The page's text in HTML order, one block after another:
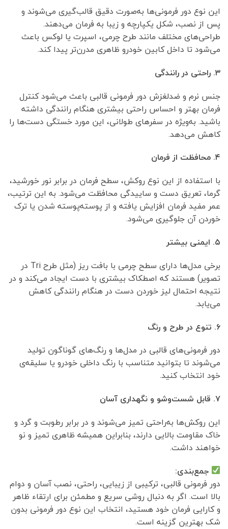
این نوع دور فرمونی‌ها به‌صورت دقیق قالب‌گیری می‌شوند و
پس از نصب، شکل یکپارچه و زیبا به فرمان می‌دهند.
طراحی‌های مختلف مانند طرح چرمی، اسپرت یا لوکس باعث
می‌شود تا داخل کابین خودرو ظاهری مدرن‌تر پیدا کند.
۳. راحتی در رانندگی
جنس نرم و ضدلغزش دور فرمونی قالبی باعث می‌شود کنترل
فرمان بهتر و احساس راحتی بیشتری هنگام رانندگی داشته
باشید. به‌ویژه در سفرهای طولانی، این مورد خستگی دست‌ها را
کاهش می‌دهد.
۴. محافظت از فرمان
با استفاده از این نوع روکش، سطح فرمان در برابر نور خورشید،
گرما، تعریق دست و ساییدگی محافظت می‌شود. به این ترتیب،
عمر مفید فرمان افزایش یافته و از پوسته‌پوسته شدن یا ترک
خوردن آن جلوگیری می‌شود.
۵. ایمنی بیشتر
برخی مدل‌ها دارای سطح چرمی با بافت ریز (مثل طرح Tri در
تصویر) هستند که اصطکاک بیشتری با دست ایجاد می‌کند و در
نتیجه احتمال لیز خوردن دست در هنگام رانندگی کاهش
می‌یابد.
۶. تنوع در طرح و رنگ
دور فرمونی‌های قالبی در مدل‌ها و رنگ‌های گوناگون تولید
می‌شوند تا بتوانید متناسب با رنگ داخلی خودرو یا سلیقه‌ی
خود انتخاب کنید.
۷. قابل شست‌وشو و نگهداری آسان
این روکش‌ها به‌راحتی تمیز می‌شوند و در برابر رطوبت و گرد و
خاک مقاومت بالایی دارند، بنابراین همیشه ظاهری تمیز و نو
خواهند داشت.
جمع‌بندی:
دور فرمونی قالبی، ترکیبی از زیبایی، راحتی، نصب آسان و دوام
بالا است. اگر به دنبال روشی سریع و مطمئن برای ارتقاء ظاهر
و کارایی فرمان خود هستید، انتخاب این نوع دور فرمونی بدون
شک بهترین گزینه است.